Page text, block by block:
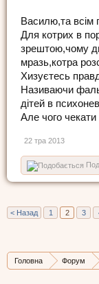
Василю,та всім
Для котрих в
зрештою,чому
мразь,котра
Хизуєтесь
Називаючи
дітей в
Але чого чекати
22 тра 2013
< Назад
1 2 3
Головна Форум